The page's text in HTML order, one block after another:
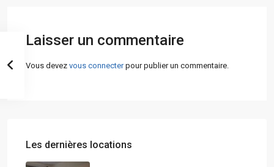
Laisser un commentaire
Vous devez vous connecterpour publier un commentaire.
Les dernières locations